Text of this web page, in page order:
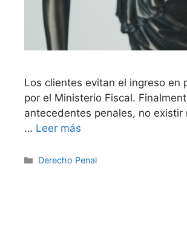
Los clientes evitan el ingreso en
por el Ministerio Fiscal.
antecedentes penales, no
… Leer más
Derecho Penal